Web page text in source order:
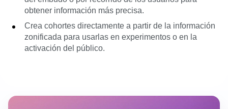
obtener información más precisa.
Crea cohortes directamente a partir de la información
zonificada para usarlas en experimentos o en la
activación del público.